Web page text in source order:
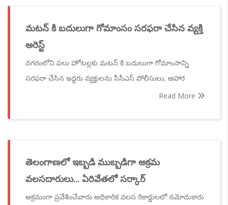
మటన్ కి బదులుగా గోమాంసం సరఫరా చేసిన వ్యక్తి
అరెస్ట్
నగరంలోని పలు హోటల్లకు మటన్ కి బదులుగా గోమాంసాన్ని
సరఫరా చేసిన ఇద్దరు వ్యక్తులను సీసీఎస్ పోలీసులు, ఆహార
Read More
తెలంగాణలో ఇబ్బడి ముబ్బడిగా అక్రమ
వలసదారులు... ఏరివేతలో సర్కార్
అక్రమంగా ప్రవేశించేవారు అధికారిక వలస రికార్డులలో నమోదుకారు